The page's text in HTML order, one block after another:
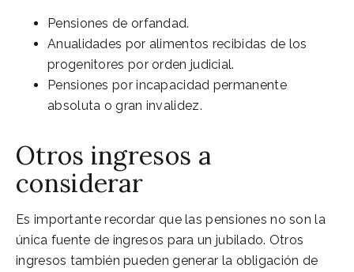
Pensiones de orfandad.
Anualidades por alimentos recibidas de los
progenitores por orden judicial.
Pensiones por incapacidad permanente
absoluta o gran invalidez.
Otros ingresos a
considerar
Es importante recordar que las pensiones no son la
única fuente de ingresos para un jubilado. Otros
ingresos también pueden generar la obligación de